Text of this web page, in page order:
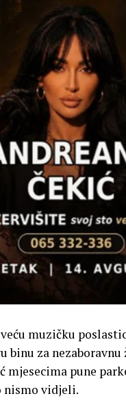
muzičku
binu za
pune
nismo vidjeli.